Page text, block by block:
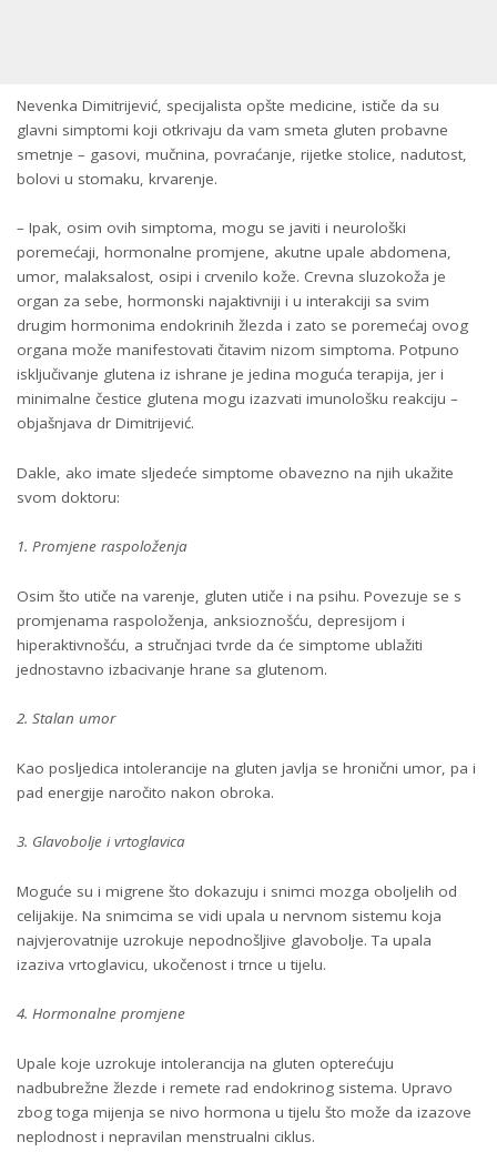
Nevenka Dimitrijević, specijalista opšte medicine, ističe da su
glavni simptomi koji otkrivaju da vam smeta gluten probavne
smetnje – gasovi, mučnina, povraćanje, rijetke stolice, nadutost,
bolovi u stomaku, krvarenje.
– Ipak, osim ovih simptoma, mogu se javiti i neurološki
poremećaji, hormonalne promjene, akutne upale abdomena,
umor, malaksalost, osipi i crvenilo kože. Crevna sluzokoža je
organ za sebe, hormonski najaktivniji i u interakciji sa svim
drugim hormonima endokrinih žlezda i zato se poremećaj ovog
organa može manifestovati čitavim nizom simptoma. Potpuno
isključivanje glutena iz ishrane je jedina moguća terapija, jer i
minimalne čestice glutena mogu izazvati imunološku reakciju –
objašnjava dr Dimitrijević.
Dakle, ako imate sljedeće simptome obavezno na njih ukažite
svom doktoru:
1. Promjene raspoloženja
Osim što utiče na varenje, gluten utiče i na psihu. Povezuje se s
promjenama raspoloženja, anksioznošću, depresijom i
hiperaktivnošću, a stručnjaci tvrde da će simptome ublažiti
jednostavno izbacivanje hrane sa glutenom.
2. Stalan umor
Kao posljedica intolerancije na gluten javlja se hronični umor, pa i
pad energije naročito nakon obroka.
3. Glavobolje i vrtoglavica
Moguće su i migrene što dokazuju i snimci mozga oboljelih od
celijakije. Na snimcima se vidi upala u nervnom sistemu koja
najvjerovatnije uzrokuje nepodnošljive glavobolje. Ta upala
izaziva vrtoglavicu, ukočenost i trnce u tijelu.
4. Hormonalne promjene
Upale koje uzrokuje intolerancija na gluten opterećuju
nadbubrežne žlezde i remete rad endokrinog sistema. Upravo
zbog toga mijenja se nivo hormona u tijelu što može da izazove
neplodnost i nepravilan menstrualni ciklus.